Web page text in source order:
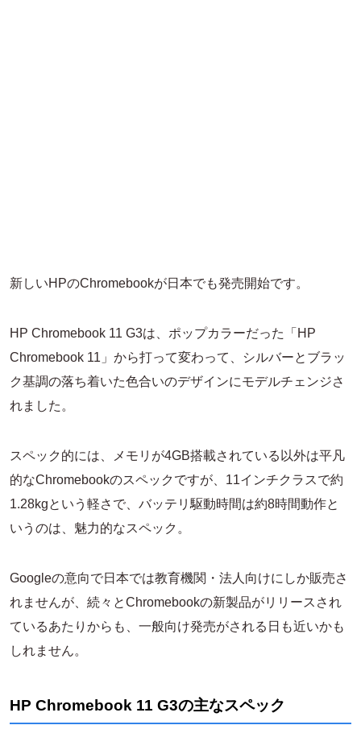
新しいHPのChromebookが日本でも発売開始です。
HP Chromebook 11 G3は、ポップカラーだった「HP
Chromebook 11」から打って変わって、シルバーとブラッ
ク基調の落ち着いた色合いのデザインにモデルチェンジさ
れました。
スペック的には、メモリが4GB搭載されている以外は平凡
的なChromebookのスペックですが、11インチクラスで約
1.28kgという軽さで、バッテリ駆動時間は約8時間動作と
いうのは、魅力的なスペック。
Googleの意向で日本では教育機関・法人向けにしか販売さ
れませんが、続々とChromebookの新製品がリリースされ
ているあたりからも、一般向け発売がされる日も近いかも
しれません。
HP Chromebook 11 G3の主なスペック